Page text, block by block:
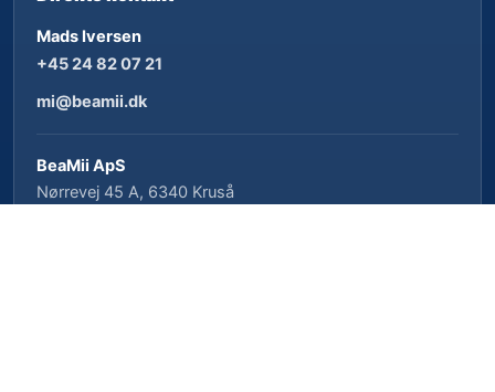
Mads Iversen
+45 24 82 07 21
mi@beamii.dk
BeaMii ApS
Nørrevej 45 A, 6340 Kruså